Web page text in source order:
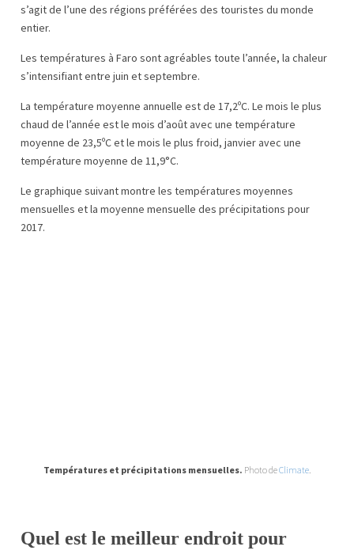
s’agit de l’une des régions préférées des touristes du monde
entier.
Les températures à Faro sont agréables toute l’année, la chaleur
s’intensifiant entre juin et septembre.
La température moyenne annuelle est de 17,2ºC. Le mois le plus
chaud de l’année est le mois d’août avec une température
moyenne de 23,5ºC et le mois le plus froid, janvier avec une
température moyenne de 11,9°C.
Le graphique suivant montre les températures moyennes
mensuelles et la moyenne mensuelle des précipitations pour
2017.
Températures et précipitations mensuelles. Photo deClimate
Quel est le meilleur endroit pour